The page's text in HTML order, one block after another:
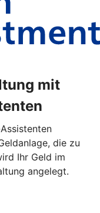
mit
die zu
Ihr Geld im
angelegt.